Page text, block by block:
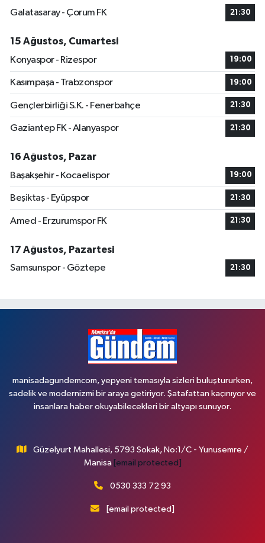
Galatasaray - Çorum FK
21:30
15 Ağustos, Cumartesi
Konyaspor - Rizespor
19:00
Kasımpaşa - Trabzonspor 19:00
Gençlerbirliği S.K. - Fenerbahçe 21:30
Gaziantep FK - Alanyaspor 21:30
16 Ağustos, Pazar
Başakşehir - Kocaelispor
19:00
Beşiktaş - Eyüpspor 21:30
Amed - Erzurumspor FK 21:30
17 Ağustos, Pazartesi
Samsunspor - Göztepe
21:30
manisadagundemcom, yepyeni temasıyla sizleri buluştururken,
sadelik ve modernizmi bir araya getiriyor. Şatafattan kaçınıyor ve
insanlara haber okuyabilecekleri bir altyapı sunuyor.
Güzelyurt Mahallesi, 5793 Sokak, No:1/C - Yunusemre /
Manisa [email protected]
0530 333 72 93
[email protected]